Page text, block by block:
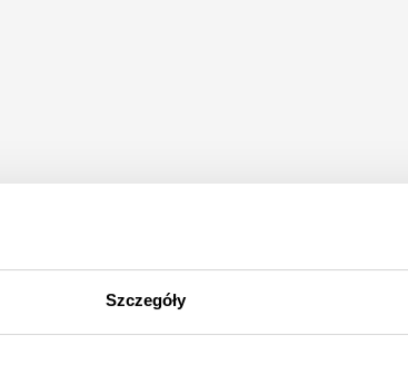
Szczegóły
Visagov